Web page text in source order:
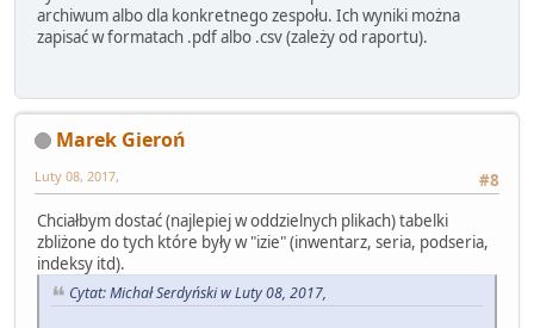
archiwum albo dla konkretnego zespołu. Ich wyniki można
zapisać w formatach .pdf albo .csv (zależy od raportu).
Marek Gieroń
#8
Luty 08, 2017,
Chciałbym dostać (najlepiej w oddzielnych plikach) tabelki
zbliżone do tych które były w "izie" (inwentarz, seria, podseria,
indeksy itd).
Cytat: Michał Serdyński w Luty 08, 2017,